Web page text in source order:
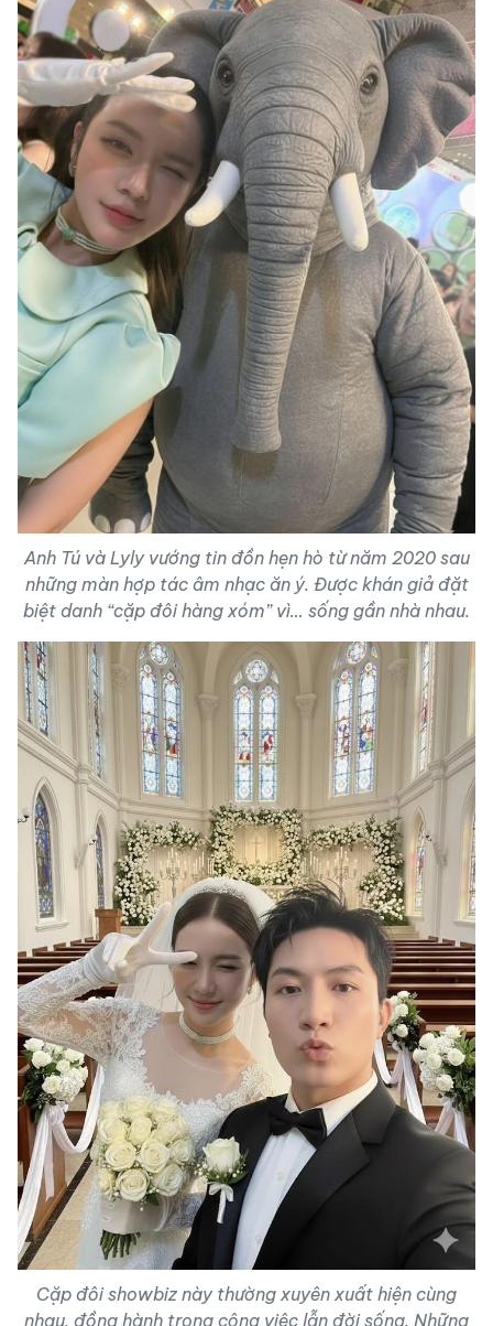
Anh Tú và Lyly vướng tin đồn hẹn hò từ năm 2020 sau
những màn hợp tác âm nhạc ăn ý. Được khán giả đặt
biệt danh “cặp đôi hàng xóm” vì… sống gần nhà nhau.
Cặp đôi showbiz này thường xuyên xuất hiện cùng
nhau, đồng hành trong công việc lẫn đời sống. Những